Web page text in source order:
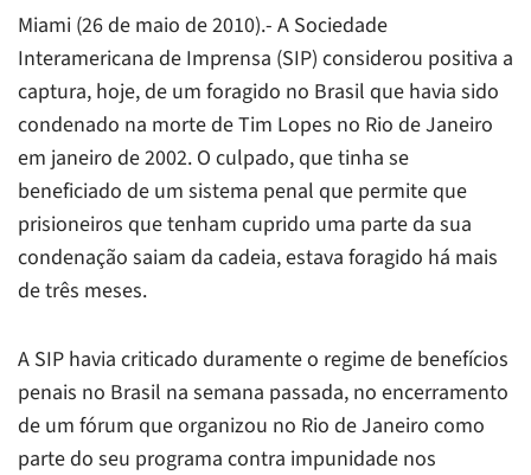
Miami (26 de maio de 2010).- A Sociedade
Interamericana de Imprensa (SIP) considerou positiva a
captura, hoje, de um foragido no Brasil que havia sido
condenado na morte de Tim Lopes no Rio de Janeiro
em janeiro de 2002. O culpado, que tinha se
beneficiado de um sistema penal que permite que
prisioneiros que tenham cuprido uma parte da sua
condenação saiam da cadeia, estava foragido há mais
de três meses.
A SIP havia criticado duramente o regime de benefícios
penais no Brasil na semana passada, no encerramento
de um fórum que organizou no Rio de Janeiro como
parte do seu programa contra impunidade nos